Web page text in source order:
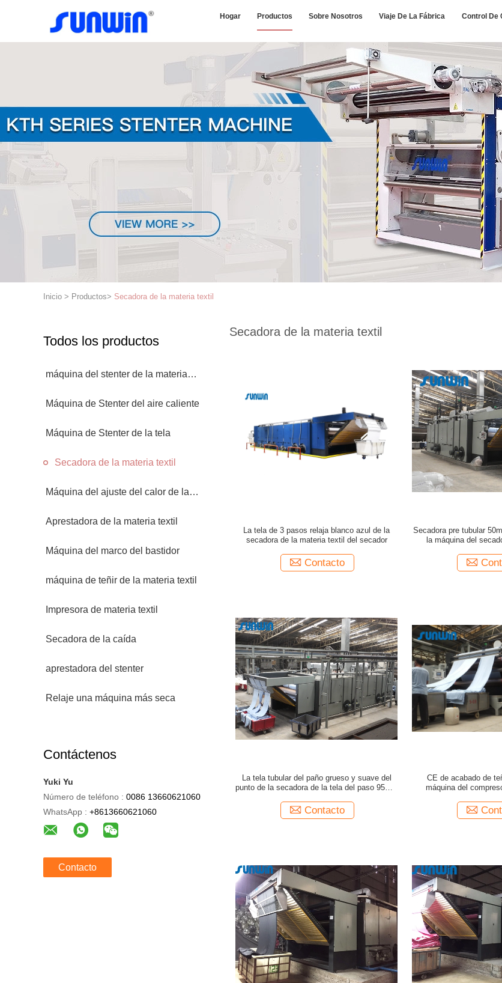
Hogar Productos Sobre Nosotros Viaje De La Fábrica Control De
Inicio > Productos> Secadora de la materia textil
Todos los productos
máquina del stenter de la materia
Máquina de Stenter del aire caliente
Máquina de Stenter de la tela
Secadora de la materia textil
Máquina del ajuste del calor de la
Aprestadora de la materia textil
Máquina del marco del bastidor
máquina de teñir de la materia textil
Impresora de materia textil
Secadora de la caída
aprestadora del stenter
Relaje una máquina más seca
Contáctenos
Yuki Yu
Número de teléfono : 0086 13660621060
WhatsApp : +8613660621060
Contacto
Secadora de la materia textil
La tela de 3 pasos relaja blanco azul de la
secadora de la materia textil del secador
Contacto
Secadora pre tubular
la máquina del
La tela tubular del paño grueso y suave del
punto de la secadora de la tela del paso 95KW
Contacto
CE de acabado de
máquina del